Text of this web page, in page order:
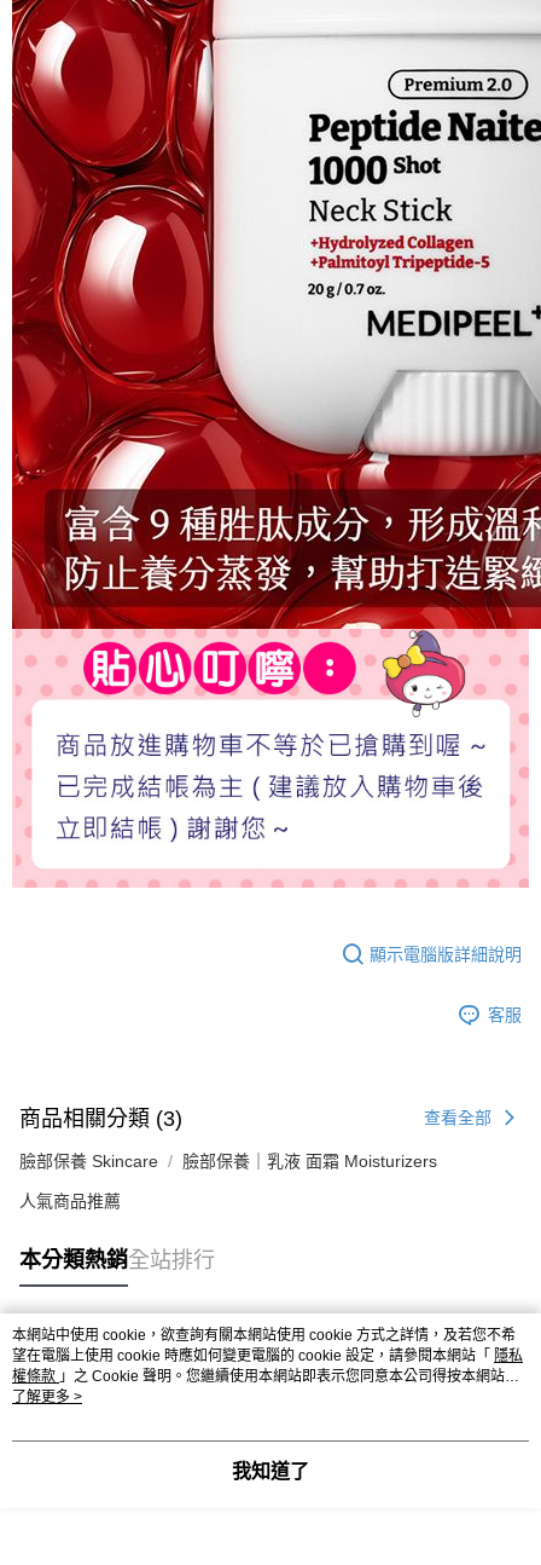
顯示電腦版詳細說明
客服
商品相關分類 (3) 查看全部
臉部保養 Skincare 臉部保養｜乳液 面霜 Moisturizers
人氣商品推薦
本分類熱銷全站排行
熱門標籤
本網站中使用 cookie，欲查詢有關本網站使用 cookie 方式之詳情，及若您不希
望在電腦上使用 cookie 時應如何變更電腦的 cookie 設定，請參閱本網站「 隱私
權條款 」之 Cookie 聲明。您繼續使用本網站即表示您同意本公司得按本網站使
用條款之 Cookie 聲明使用 cookie。
了解更多 >
我知道了